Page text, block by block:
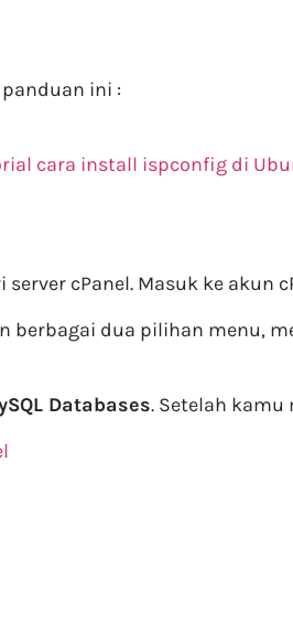
ini :
cara install ispconfig di
cPanel. Masuk ke akun
berbagai dua pilihan menu,
Databases. Setelah